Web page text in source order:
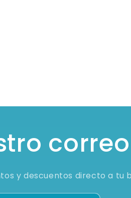
correo
y descuentos directo a tu